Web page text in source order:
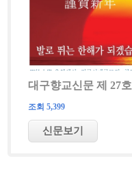
대구향교신문 제 27호
조회 5,399